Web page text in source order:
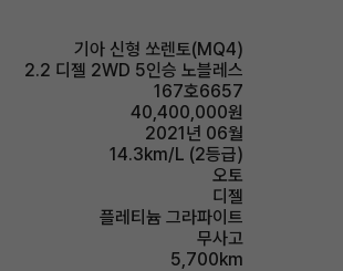
기아 신형 쏘렌토(MQ4)
2.2 디젤 2WD 5인승 노블레스
167호6657
40,400,000원
2021년 06월
14.3km/L (2등급)
오토
디젤
플레티늄 그라파이트
무사고
5,700km